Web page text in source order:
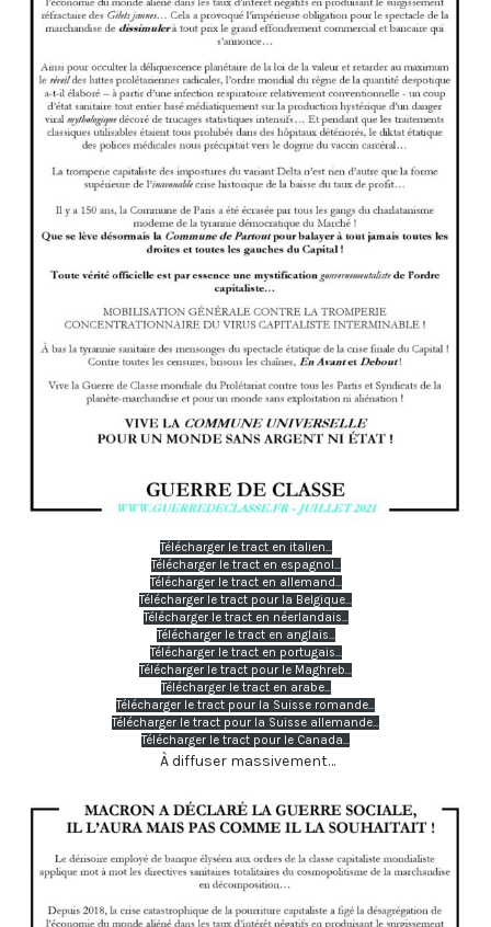
Télécharger le tract en italien…
Télécharger le tract en espagnol…
Télécharger le tract en allemand…
Télécharger le tract pour la Belgique…
Télécharger le tract en néerlandais…
Télécharger le tract en anglais…
Télécharger le tract en portugais…
Télécharger le tract pour le Maghreb…
Télécharger le tract en arabe…
Télécharger le tract pour la Suisse romande…
Télécharger le tract pour la Suisse allemande…
Télécharger le tract pour le Canada…
À diffuser massivement…